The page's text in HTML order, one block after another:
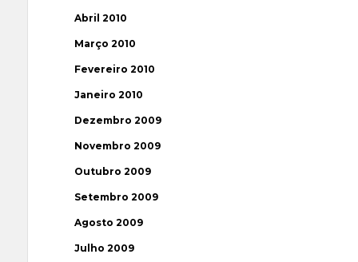
Abril 2010
Março 2010
Fevereiro 2010
Janeiro 2010
Dezembro 2009
Novembro 2009
Outubro 2009
Setembro 2009
Agosto 2009
Julho 2009